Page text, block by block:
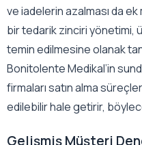
ve iadelerin azalması da
bir tedarik zinciri yönetimi,
temin edilmesine olanak
Bonitolente Medikal’in
firmaları satın alma
edilebilir hale getirir,
Gelişmiş Müşteri